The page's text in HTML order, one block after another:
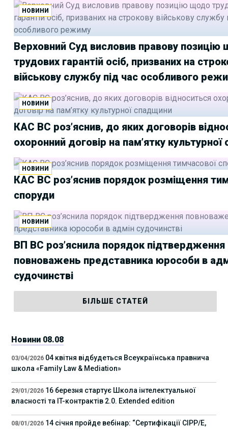
НОВИНИ
Верховний Суд висловив правову позицію
трудових гарантій осіб, призваних на
військову службу під час особливого
НОВИНИ
КАС ВС роз’яснив, до яких договорів
охоронний договір на пам’ятку
НОВИНИ
КАС ВС роз’яснив порядок розміщення
споруди
НОВИНИ
ВП ВС роз’яснила порядок підтвердження
повноважень представника юрособи в
судочинстві
БІЛЬШЕ СТАТЕЙ
Новини 08.08
03/04/2026 04 квітня відбудеться Всеукраїнська правнича
школа «Family Law & Mediation»
29/01/2026 16 березня стартує Школа інтелектуальної
власності та IT-контрактів 2.0. Extended edition
08/01/2026 14 січня пройде вебінар: “Сертифікації СІРР/Е,